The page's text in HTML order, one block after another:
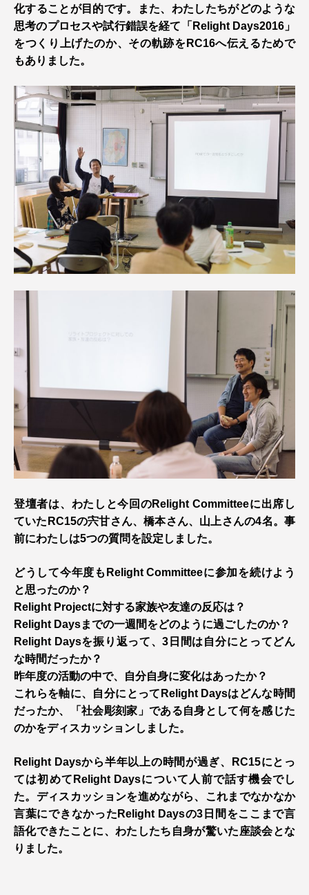
化することが目的です。また、わたしたちがどのような
思考のプロセスや試行錯誤を経て「Relight Days2016」
をつくり上げたのか、その軌跡をRC16へ伝えるためで
もありました。
登壇者は、わたしと今回のRelight Committeeに出席し
ていたRC15の宍甘さん、橋本さん、山上さんの4名。事
前にわたしは5つの質問を設定しました。
どうして今年度もRelight Committeeに参加を続けよう
と思ったのか？
Relight Projectに対する家族や友達の反応は？
Relight Daysまでの一週間をどのように過ごしたのか？
Relight Daysを振り返って、3日間は自分にとってどん
な時間だったか？
昨年度の活動の中で、自分自身に変化はあったか？
これらを軸に、自分にとってRelight Daysはどんな時間
だったか、「社会彫刻家」である自身として何を感じた
のかをディスカッションしました。
Relight Daysから半年以上の時間が過ぎ、RC15にとっ
ては初めてRelight Daysについて人前で話す機会でし
た。ディスカッションを進めながら、これまでなかなか
言葉にできなかったRelight Daysの3日間をここまで言
語化できたことに、わたしたち自身が驚いた座談会とな
りました。